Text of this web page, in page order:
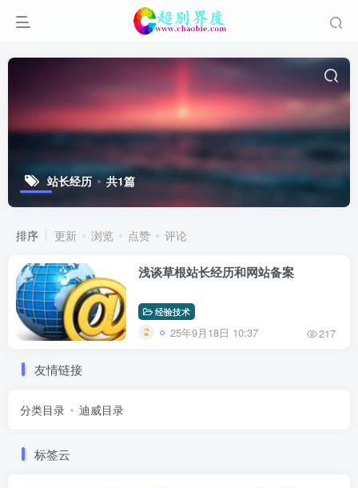
站长经历 共1篇
排序 更新 浏览 点赞 评论
浅谈草根站长经历和网站备案
经验技术
25年9月18日 10:37 217
友情链接
分类目录 迪威目录
标签云